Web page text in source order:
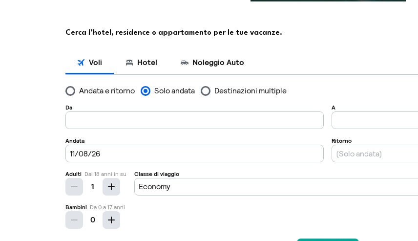
Cerca l’hotel, residence o appartamento per le tue vacanze.